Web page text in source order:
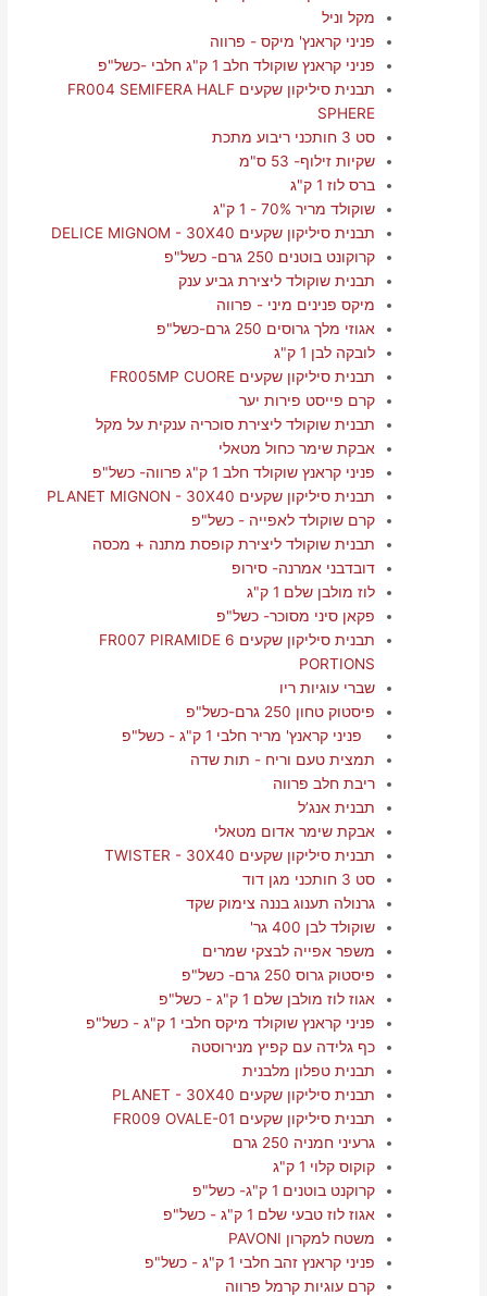
מקל וניל
פניני קראנץ' מיקס - פרווה
פניני קראנץ שוקולד חלב 1 ק"ג חלבי -כשל"פ
תבנית סיליקון שקעים FR004 SEMIFERA HALF
SPHERE
סט 3 חותכני ריבוע מתכת
שקיות זילוף- 53 ס"מ
ברס לוז 1 ק"ג
שוקולד מריר 70% - 1 ק"ג
תבנית סיליקון שקעים DELICE MIGNOM - 30X40
קרוקונט בוטנים 250 גרם- כשל"פ
תבנית שוקולד ליצירת גביע ענק
מיקס פנינים מיני - פרווה
אגוזי מלך גרוסים 250 גרם-כשל"פ
לובקה לבן 1 ק"ג
תבנית סיליקון שקעים FR005MP CUORE
קרם פייסט פירות יער
תבנית שוקולד ליצירת סוכריה ענקית על מקל
אבקת שימר כחול מטאלי
פניני קראנץ שוקולד חלב 1 ק"ג פרווה- כשל"פ
תבנית סיליקון שקעים PLANET MIGNON - 30X40
קרם שוקולד לאפייה - כשל"פ
תבנית שוקולד ליצירת קופסת מתנה + מכסה
דובדבני אמרנה- סירופ
לוז מולבן שלם 1 ק"ג
פקאן סיני מסוכר- כשל"פ
תבנית סיליקון שקעים FR007 PIRAMIDE 6
PORTIONS
שברי עוגיות ריו
פיסטוק טחון 250 גרם-כשל"פ
פניני קראנץ' מריר חלבי 1 ק"ג - כשל"פ
תמצית טעם וריח - תות שדה
ריבת חלב פרווה
תבנית אנג’ל
אבקת שימר אדום מטאלי
תבנית סיליקון שקעים TWISTER - 30X40
סט 3 חותכני מגן דוד
גרנולה תענוג בננה צימוק שקד
שוקולד לבן 400 גר'
משפר אפייה לבצקי שמרים
פיסטוק גרוס 250 גרם- כשל"פ
אגוז לוז מולבן שלם 1 ק"ג - כשל"פ
פניני קראנץ שוקולד מיקס חלבי 1 ק"ג - כשל"פ
כף גלידה עם קפיץ מנירוסטה
תבנית טפלון מלבנית
תבנית סיליקון שקעים PLANET - 30X40
תבנית סיליקון שקעים FR009 OVALE-01
גרעיני חמניה 250 גרם
קוקוס קלוי 1 ק"ג
קרוקנט בוטנים 1 ק"ג- כשל"פ
אגוז לוז טבעי שלם 1 ק"ג - כשל"פ
משטח למקרון PAVONI
פניני קראנץ זהב חלבי 1 ק"ג - כשל"פ
קרם עוגיות קרמל פרווה